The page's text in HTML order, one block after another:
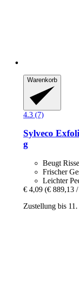
Warenkorb
4.3 (7)
Sylveco
g
Beugt
Frischer
Leichter
€ 4,09 (€ 889,13
Zustellung bis